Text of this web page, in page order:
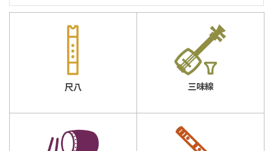
いただき、ありがとうございま
勝関長さ：一尺八寸（約
54cm）歌口：内径 約 2.1cm /
外径 約 3.6cm管尻：内径 約
1.8cm / 外径 約 5.1cm重量：約
332g 都山流尺八とは何か？ 都
尺八 三味線